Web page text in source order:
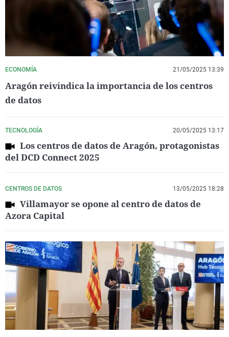
ECONOMÍA 21/05/2025 13:39
Aragón reivindica la importancia de los centros
de datos
TECNOLOGÍA 20/05/2025 13:17
Los centros de datos de Aragón, protagonistas
del DCD Connect 2025
CENTROS DE DATOS 13/05/2025 18:28
Villamayor se opone al centro de datos de
Azora Capital